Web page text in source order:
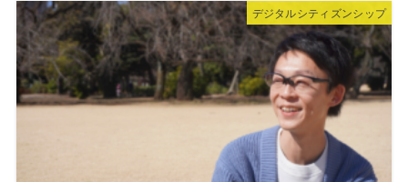
デジタルシティズンシップ